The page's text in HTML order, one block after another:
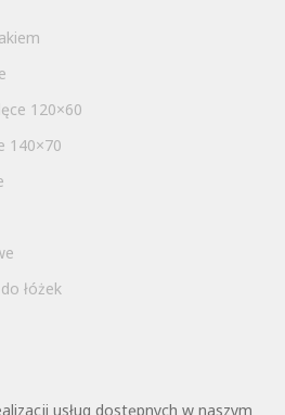
120×60
140×70
łóżek
usług dostępnych w naszym